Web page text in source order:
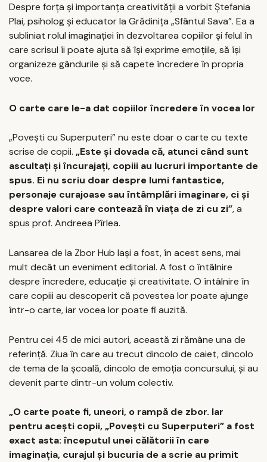
Despre forța și importanța creativității a vorbit Ștefania
Plai, psiholog și educator la Grădinița „Sfântul Sava”. Ea a
subliniat rolul imaginației în dezvoltarea copiilor și felul în
care scrisul îi poate ajuta să își exprime emoțiile, să își
organizeze gândurile și să capete încredere în propria
voce.
O carte care le-a dat copiilor încredere în vocea lor
„Povești cu Superputeri” nu este doar o carte cu texte
scrise de copii. „Este și dovada că, atunci când sunt
ascultați și încurajați, copiii au lucruri importante de
spus. Ei nu scriu doar despre lumi fantastice,
personaje curajoase sau întâmplări imaginare, ci și
despre valori care contează în viața de zi cu zi”, a
spus prof. Andreea Pîrlea.
Lansarea de la Zbor Hub Iași a fost, în acest sens, mai
mult decât un eveniment editorial. A fost o întâlnire
despre încredere, educație și creativitate. O întâlnire în
care copiii au descoperit că povestea lor poate ajunge
într-o carte, iar vocea lor poate fi auzită.
Pentru cei 45 de mici autori, această zi rămâne una de
referință. Ziua în care au trecut dincolo de caiet, dincolo
de tema de la școală, dincolo de emoția concursului, și au
devenit parte dintr-un volum colectiv.
„O carte poate fi, uneori, o rampă de zbor. Iar
pentru acești copii, „Povești cu Superputeri” a fost
exact asta: începutul unei călătorii în care
imaginația, curajul și bucuria de a scrie au primit